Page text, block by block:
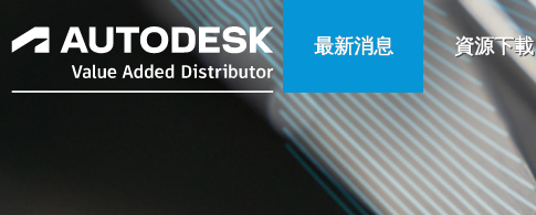
最新消息 資源下載